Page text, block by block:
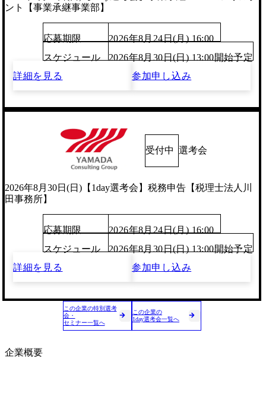
ント【事業承継事業部】
応募期限
2026年8月24日(月) 16:00
スケジュール
2026年8月30日(日) 13:00開始予定
詳細を見る
参加申し込み
受付中 選考会
2026年8月30日(日)【1day選考会】税務申告【税理士法人川
田事務所】
応募期限
2026年8月24日(月) 16:00
スケジュール
2026年8月30日(日) 13:00開始予定
詳細を見る
参加申し込み
この企業の特別選考
会・
セミナー一覧へ
この企業の
1day選考会一覧へ
企業概要